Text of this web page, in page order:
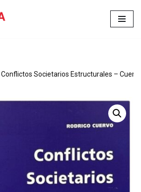
Conflictos Societarios Estructurales –